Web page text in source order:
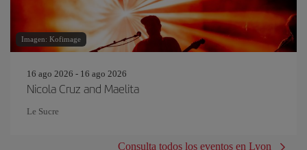
Imagen: Kofimage
16 ago 2026 - 16 ago 2026
Nicola Cruz and Maelita
Le Sucre
Consulta todos los eventos en Lyon